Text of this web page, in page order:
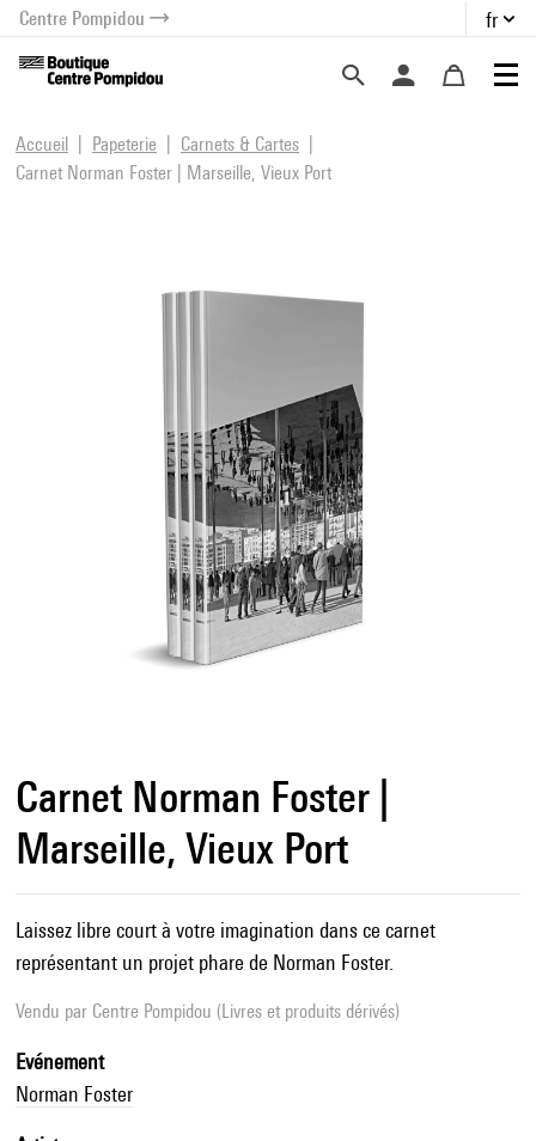
menu
contenu
Centre Pompidou fr
Accueil Papeterie
Carnets & Cartes
Carnet Norman Foster | Marseille, Vieux Port
Carnet Norman Foster |
Marseille, Vieux Port
Laissez libre court à votre imagination dans ce carnet
représentant un projet phare de Norman Foster.
Vendu par Centre Pompidou (Livres et produits dérivés)
Evénement
Norman Foster